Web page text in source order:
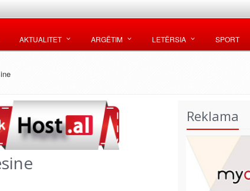
AKTUALITET ARGËTIM LETËRSIA SPORT
Reklama